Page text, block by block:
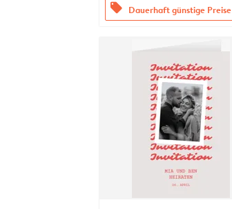
offers Dauerhaft günstige Preise